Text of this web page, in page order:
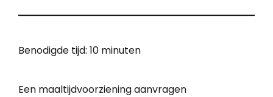
Benodigde tijd: 10 minuten
Een maaltijdvoorziening aanvragen